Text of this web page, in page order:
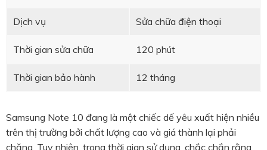
Dịch vụ Sửa chữa điện thoại
Thời gian sửa chữa 120 phút
Thời gian bảo hành 12 tháng
Samsung Note 10 đang là một chiếc dế yêu xuất hiện nhiều
trên thị trường bởi chất lượng cao và giá thành lại phải
chăng. Tuy nhiên, trong thời gian sử dụng, chắc chắn rằng